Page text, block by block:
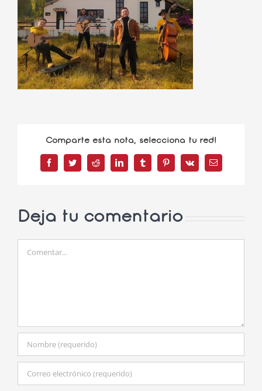
Comparte esta nota, selecciona tu red!
FacebookTwitterReddit LinkedInTumblrPinterest
Vk
Correo
electrónico
Deja tu comentario